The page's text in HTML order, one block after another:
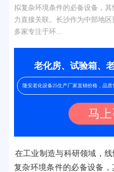
拟复杂环境条件的必备设备，
力直接关联。长沙作为中部地
多家专注于环...
老化房、试验箱、
隆安老化设备25生产厂家直销价格，品
马
在工业制造与科研领域，
复杂环境条件的必备设备